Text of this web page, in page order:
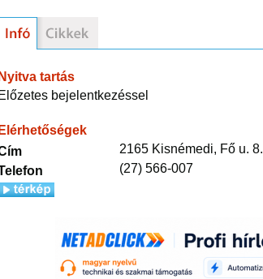
Nyitva tartás
Előzetes bejelentkezéssel
Elérhetőségek
2165 Kisnémedi, Fő u. 8.
(27) 566-007